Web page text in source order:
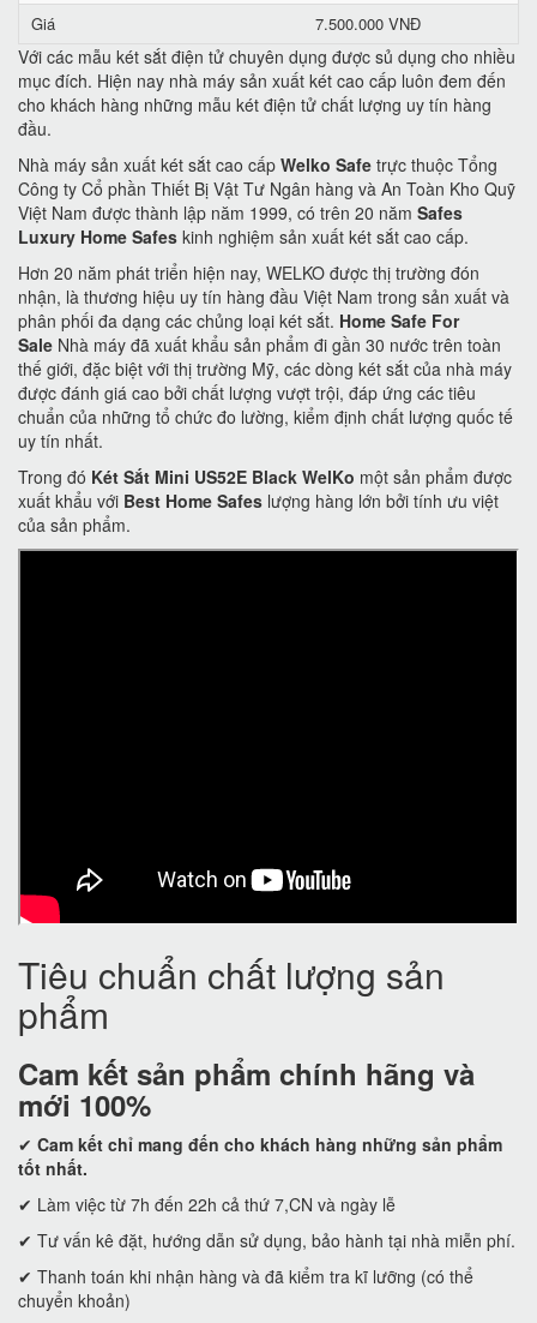
Giá 7.500.000 VNĐ
Với các mẫu két sắt điện tử chuyên dụng được sủ dụng cho nhiều
mục đích. Hiện nay nhà máy sản xuất két cao cấp luôn đem đến
cho khách hàng những mẫu két điện tử chất lượng uy tín hàng
đầu.
Nhà máy sản xuất két sắt cao cấp Welko Safe trực thuộc Tổng
Công ty Cổ phần Thiết Bị Vật Tư Ngân hàng và An Toàn Kho Quỹ
Việt Nam được thành lập năm 1999, có trên 20 năm Safes
Luxury Home Safes kinh nghiệm sản xuất két sắt cao cấp.
Hơn 20 năm phát triển hiện nay, WELKO được thị trường đón
nhận, là thương hiệu uy tín hàng đầu Việt Nam trong sản xuất và
phân phối đa dạng các chủng loại két sắt. Home Safe For
Sale Nhà máy đã xuất khẩu sản phẩm đi gần 30 nước trên toàn
thế giới, đặc biệt với thị trường Mỹ, các dòng két sắt của nhà máy
được đánh giá cao bởi chất lượng vượt trội, đáp ứng các tiêu
chuẩn của những tổ chức đo lường, kiểm định chất lượng quốc tế
uy tín nhất.
Trong đó Két Sắt Mini US52E Black WelKo một sản phẩm được
xuất khẩu với Best Home Safes lượng hàng lớn bởi tính ưu việt
của sản phẩm.
Tiêu chuẩn chất lượng sản
phẩm
Cam kết sản phẩm chính hãng và
mới 100%
✔ Cam kết chỉ mang đến cho khách hàng những sản phẩm
tốt nhất.
✔ Làm việc từ 7h đến 22h cả thứ 7,CN và ngày lễ
✔ Tư vấn kê đặt, hướng dẫn sử dụng, bảo hành tại nhà miễn phí.
✔ Thanh toán khi nhận hàng và đã kiểm tra kĩ lưỡng (có thể
chuyển khoản)